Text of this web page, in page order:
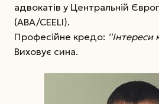
адвокатів у Центральній
(ABA/CEELI).
Професійне кредо: ''Інтереси
Виховує сина.